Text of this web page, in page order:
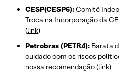
CESP(CESP6):Comitê
Troca na Incorporação da
(link)
Petrobras (PETR4): Barata
cuidado com os riscos
nossa recomendação (link)